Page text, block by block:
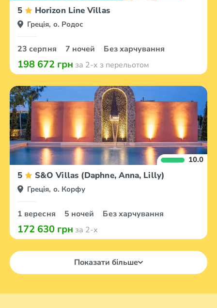
5 Horizon Line Villas
Греція, о. Родос
23 серпня 7 ночей Без харчування
198 672 грн за 2-х з перельотом
10.0
5 S&O Villas (Daphne, Anna, Lilly)
Греція, о. Корфу
1 вересня 5 ночей Без харчування
172 630 грн за 2-х
Показати більше